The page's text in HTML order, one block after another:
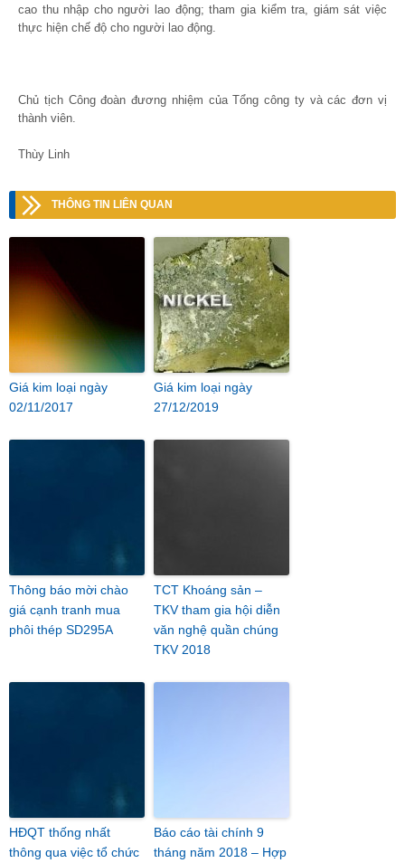
cao thu nhập cho người lao động; tham gia kiểm tra, giám sát việc
thực hiện chế độ cho người lao động.
Chủ tịch Công đoàn đương nhiệm của Tổng công ty và các đơn vị
thành viên.
Thùy Linh
THÔNG TIN LIÊN QUAN
Giá kim loại ngày
02/11/2017
Giá kim loại ngày
27/12/2019
Thông báo mời chào
giá cạnh tranh mua
phôi thép SD295A
TCT Khoáng sản –
TKV tham gia hội diễn
văn nghệ quần chúng
TKV 2018
HĐQT thống nhất
thông qua việc tổ chức
Báo cáo tài chính 9
tháng năm 2018 – Hợp